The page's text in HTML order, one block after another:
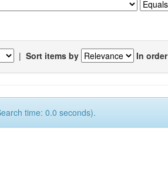
| Sort items by In order
time: 0.0 seconds).